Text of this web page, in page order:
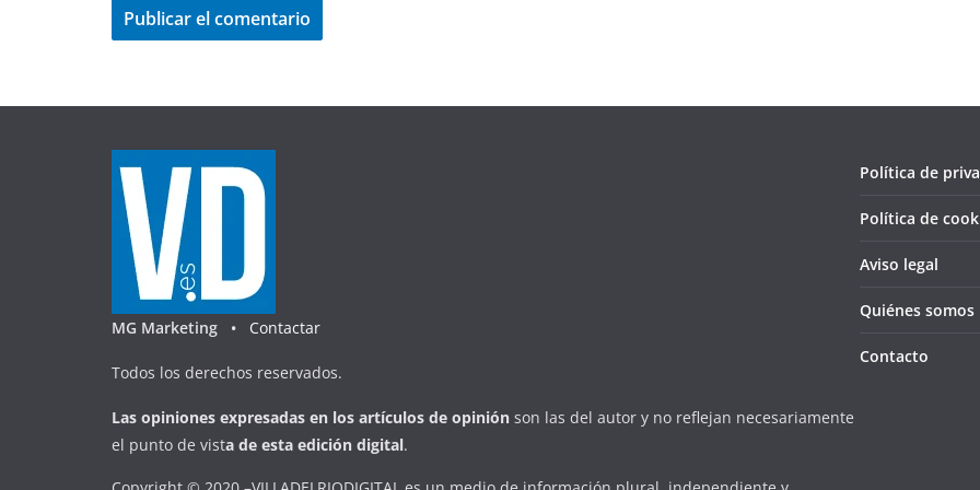
MG Marketing • Contactar
Todos los derechos reservados.
Las opiniones expresadas en los artículos de opinión son las del autor y no reflejan necesariamente
el punto de vista de esta edición digital.
Política de
Política de
Aviso legal
Quiénes somos
Contacto